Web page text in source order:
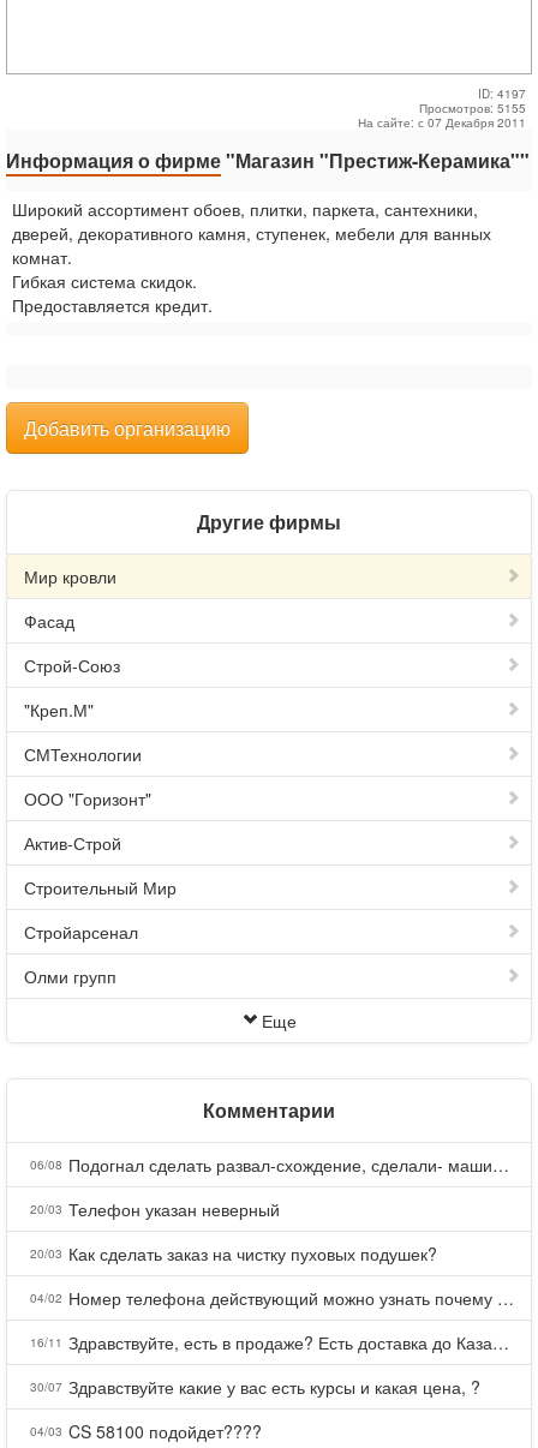
ID: 4197
Просмотров: 5155
На сайте: с 07 Декабря 2011
Информация о фирме"Магазин "Престиж-Керамика""
Широкий ассортимент обоев, плитки, паркета, сантехники,
дверей, декоративного камня, ступенек, мебели для ванных
комнат.
Гибкая система скидок.
Предоставляется кредит.
Добавить организацию
Другие фирмы
Мир кровли
Фасад
Строй-Союз
"Креп.М"
СМТехнологии
ООО "Горизонт"
Актив-Строй
Строительный Мир
Стройарсенал
Олми групп
Еще
Комментарии
06/08 Подогнал сделать развал-схождение, сделали- машина уходит на право и колеса проверил все хорошо с атмосферами ужас как можно делать авто, не ужели не берегут свою репутацию, не советую.
20/03 Телефон указан неверный
20/03 Как сделать заказ на чистку пуховых подушек?
04/02 Номер телефона действующий можно узнать почему номер неправельный
16/11 Здравствуйте, есть в продаже? Есть доставка до Казани?
30/07 Здравствуйте какие у вас есть курсы и какая цена, ?
04/03 CS 58100 подойдет????